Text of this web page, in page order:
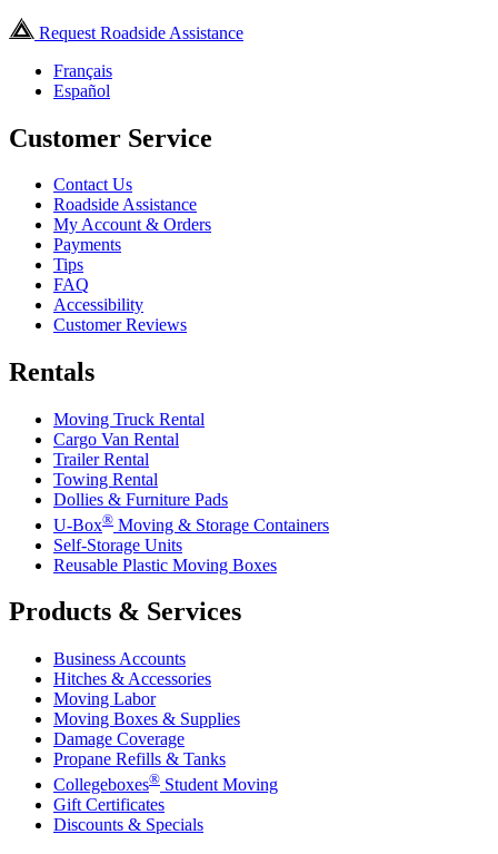
Request Roadside Assistance
Français
Español
Customer Service
Contact Us
Roadside Assistance
My Account & Orders
Payments
Tips
FAQ
Accessibility
Customer Reviews
Rentals
Moving Truck Rental
Cargo Van Rental
Trailer Rental
Towing Rental
Dollies & Furniture Pads
U-Box® Moving & Storage Containers
Self-Storage Units
Reusable Plastic Moving Boxes
Products & Services
Business Accounts
Hitches & Accessories
Moving Labor
Moving Boxes & Supplies
Damage Coverage
Propane Refills & Tanks
Collegeboxes® Student Moving
Gift Certificates
Discounts & Specials